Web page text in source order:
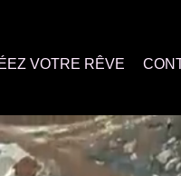
VOTRE RÊVE